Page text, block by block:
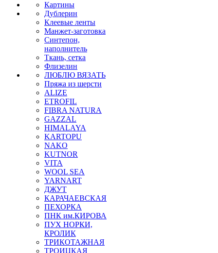
Картины
Дублерин
Клеевые ленты
Манжет-заготовка
Синтепон,
наполнитель
Ткань, сетка
Флизелин
ЛЮБЛЮ ВЯЗАТЬ
Пряжа из шерсти
ALIZE
ETROFIL
FIBRA NATURA
GAZZAL
HIMALAYA
KARTOPU
NAKO
KUTNOR
VITA
WOOL SEA
YARNART
ДЖУТ
КАРАЧАЕВСКАЯ
ПЕХОРКА
ПНК им.КИРОВА
ПУХ НОРКИ,
КРОЛИК
ТРИКОТАЖНАЯ
ТРОИЦКАЯ